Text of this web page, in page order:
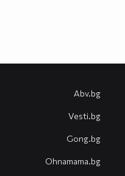
Abv.bg
Vesti.bg
Gong.bg
Оhnamama.bg